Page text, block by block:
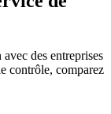
des entreprises
contrôle, comparez